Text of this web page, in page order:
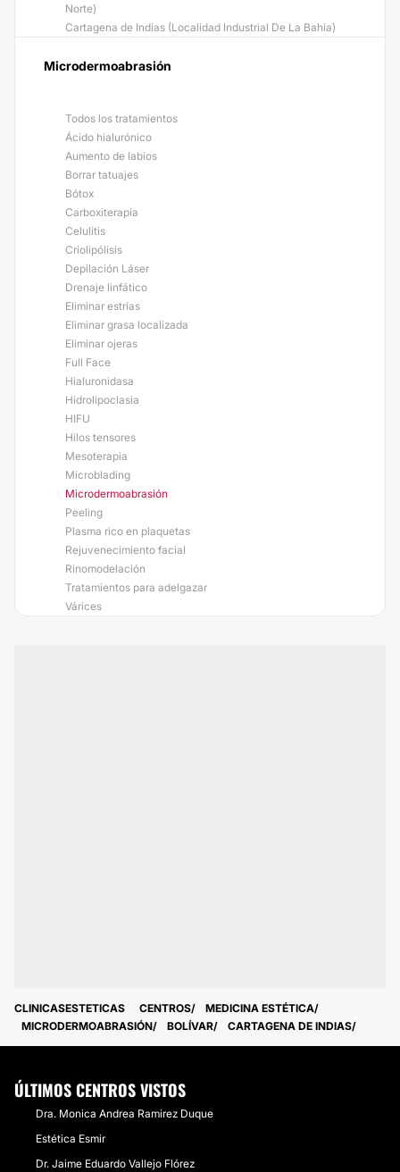
Norte)
Cartagena de Indias (Localidad Industrial De La Bahía)
Microdermoabrasión
Todos los tratamientos
Ácido hialurónico
Aumento de labios
Borrar tatuajes
Bótox
Carboxiterapia
Celulitis
Criolipólisis
Depilación Láser
Drenaje linfático
Eliminar estrías
Eliminar grasa localizada
Eliminar ojeras
Full Face
Hialuronidasa
Hidrolipoclasia
HIFU
Hilos tensores
Mesoterapia
Microblading
Microdermoabrasión
Peeling
Plasma rico en plaquetas
Rejuvenecimiento facial
Rinomodelación
Tratamientos para adelgazar
Várices
CLINICASESTETICAS CENTROS
MEDICINA ESTÉTICA
MICRODERMOABRASIÓN
BOLÍVAR CARTAGENA DE INDIAS
ÚLTIMOS CENTROS VISTOS
Dra. Monica Andrea Ramirez Duque
Estética Esmir
Dr. Jaime Eduardo Vallejo Flórez